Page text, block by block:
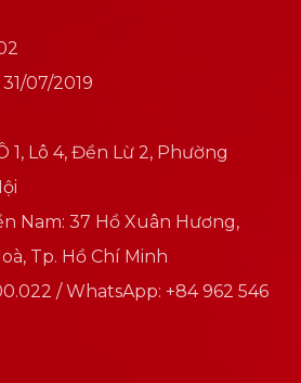
07/2019
1, Lô 4, Đền Lừ 2, Phường
Nam: 37 Hồ Xuân Hương,
Tp. Hồ Chí Minh
/ WhatsApp: +84 962 546